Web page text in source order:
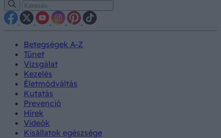
Betegségek A-Z
Tünet
Vizsgálat
Kezelés
Életmódváltás
Kutatás
Prevenció
Hírek
Videók
Kisállatok egészsége